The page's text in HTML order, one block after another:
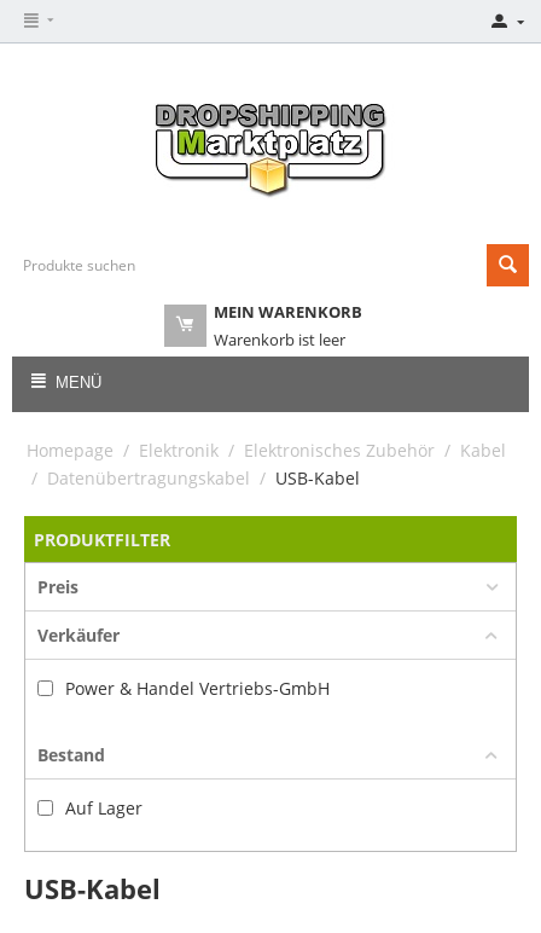
MEIN WARENKORB
Warenkorb ist leer
MENÜ
Homepage / Elektronik / Elektronisches Zubehör / Kabel
/ Datenübertragungskabel / USB-Kabel
PRODUKTFILTER
Preis
Verkäufer
Power & Handel Vertriebs-GmbH
Bestand
Auf Lager
USB-Kabel